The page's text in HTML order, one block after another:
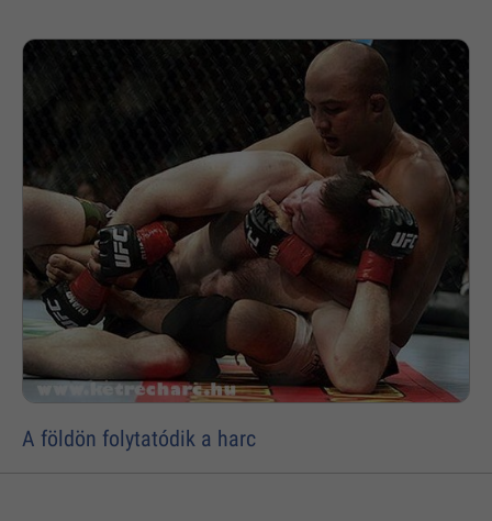
A földön folytatódik a harc